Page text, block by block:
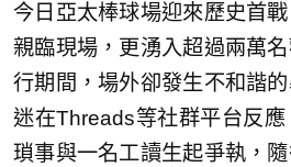
今日亞太棒球場迎來歷史首
親臨現場，更湧入超過兩萬
行期間，場外卻發生不和諧
迷在Threads等社群平台反
瑣事與一名工讀生起爭執，